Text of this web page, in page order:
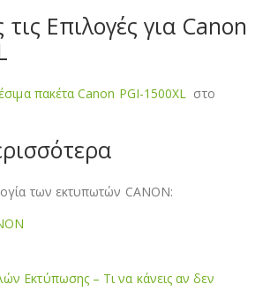
Επιλογές για Canon
πακέτα Canon PGI-1500XL στο
των εκτυπωτών CANON:
Εκτύπωσης – Τι να κάνεις αν δεν